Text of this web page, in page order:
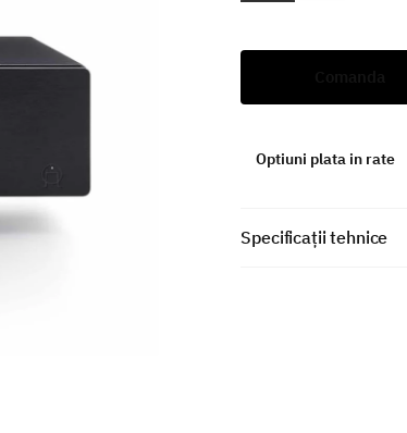
Optiuni plata in rate
Specificații tehnice